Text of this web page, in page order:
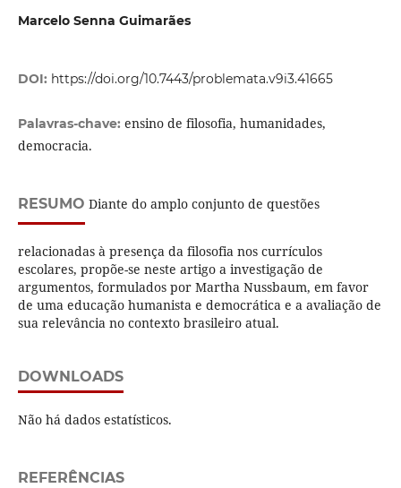
Marcelo Senna Guimarães
DOI: https://doi.org/10.7443/problemata.v9i3.41665
Palavras-chave: ensino de filosofia, humanidades,
democracia.
RESUMO Diante do amplo conjunto de questões
relacionadas à presença da filosofia nos currículos
escolares, propõe-se neste artigo a investigação de
argumentos, formulados por Martha Nussbaum, em favor
de uma educação humanista e democrática e a avaliação de
sua relevância no contexto brasileiro atual.
DOWNLOADS
Não há dados estatísticos.
REFERÊNCIAS